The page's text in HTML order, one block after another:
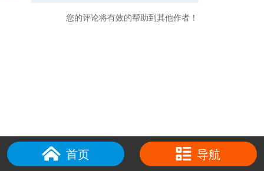
您的评论将有效的帮助到其他作者！
首页 导航